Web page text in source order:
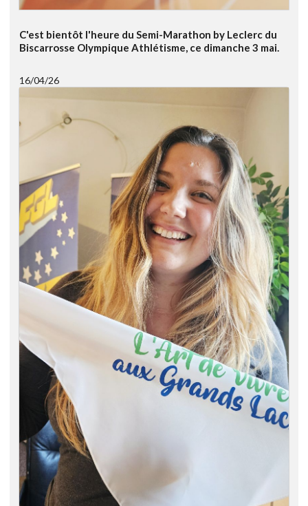
C'est bientôt l'heure du Semi-Marathon by Leclerc du
Biscarrosse Olympique Athlétisme, ce dimanche 3 mai.
16/04/26